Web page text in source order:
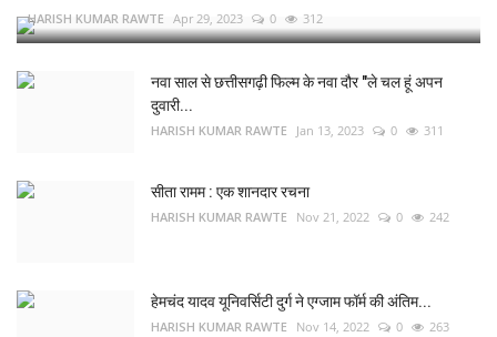
HARISH KUMAR RAWTE Apr 29, 2023 0 312
नवा साल से छत्तीसगढ़ी फिल्म के नवा दौर "ले चल हूं अपन
दुवारी...
HARISH KUMAR RAWTE Jan 13, 2023 0 311
सीता रामम : एक शानदार रचना
HARISH KUMAR RAWTE Nov 21, 2022 0 242
हेमचंद यादव यूनिवर्सिटी दुर्ग ने एग्जाम फॉर्म की अंतिम...
HARISH KUMAR RAWTE Nov 14, 2022 0 263